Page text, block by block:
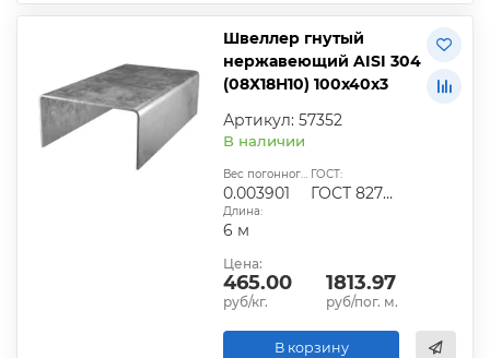
Швеллер гнутый
нержавеющий AISI 304
(08Х18Н10) 100х40х3
Артикул: 57352
В наличии
Вес погонного метра, т.:
0.003901
ГОСТ:
ГОСТ 8278-83
Длина:
6 м
Цена:
465.00
руб/кг.
1813.97
руб/пог. м.
В корзину